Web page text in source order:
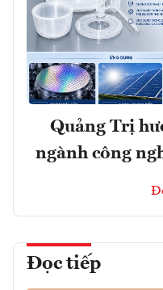
Quảng Trị
ngành công
Đọc tiếp